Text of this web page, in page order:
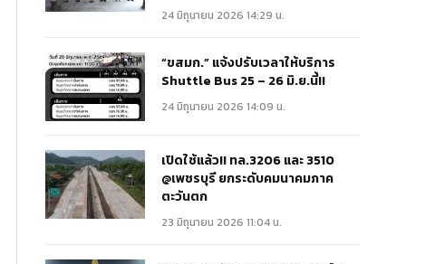
24 มิถุนายน 2026 14:29 น.
“ขสมก.” แจ้งปรับเวลาให้บริการ
Shuttle Bus 25 – 26 มิ.ย.นี้!!
24 มิถุนายน 2026 14:09 น.
เปิดใช้แล้ว!! ทล.3206 และ 3510
@เพชรบุรี ยกระดับคมนาคมภาค
ตะวันตก
23 มิถุนายน 2026 11:04 น.